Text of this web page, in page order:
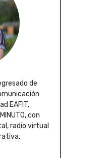
de
EAFIT,
con
radio virtual